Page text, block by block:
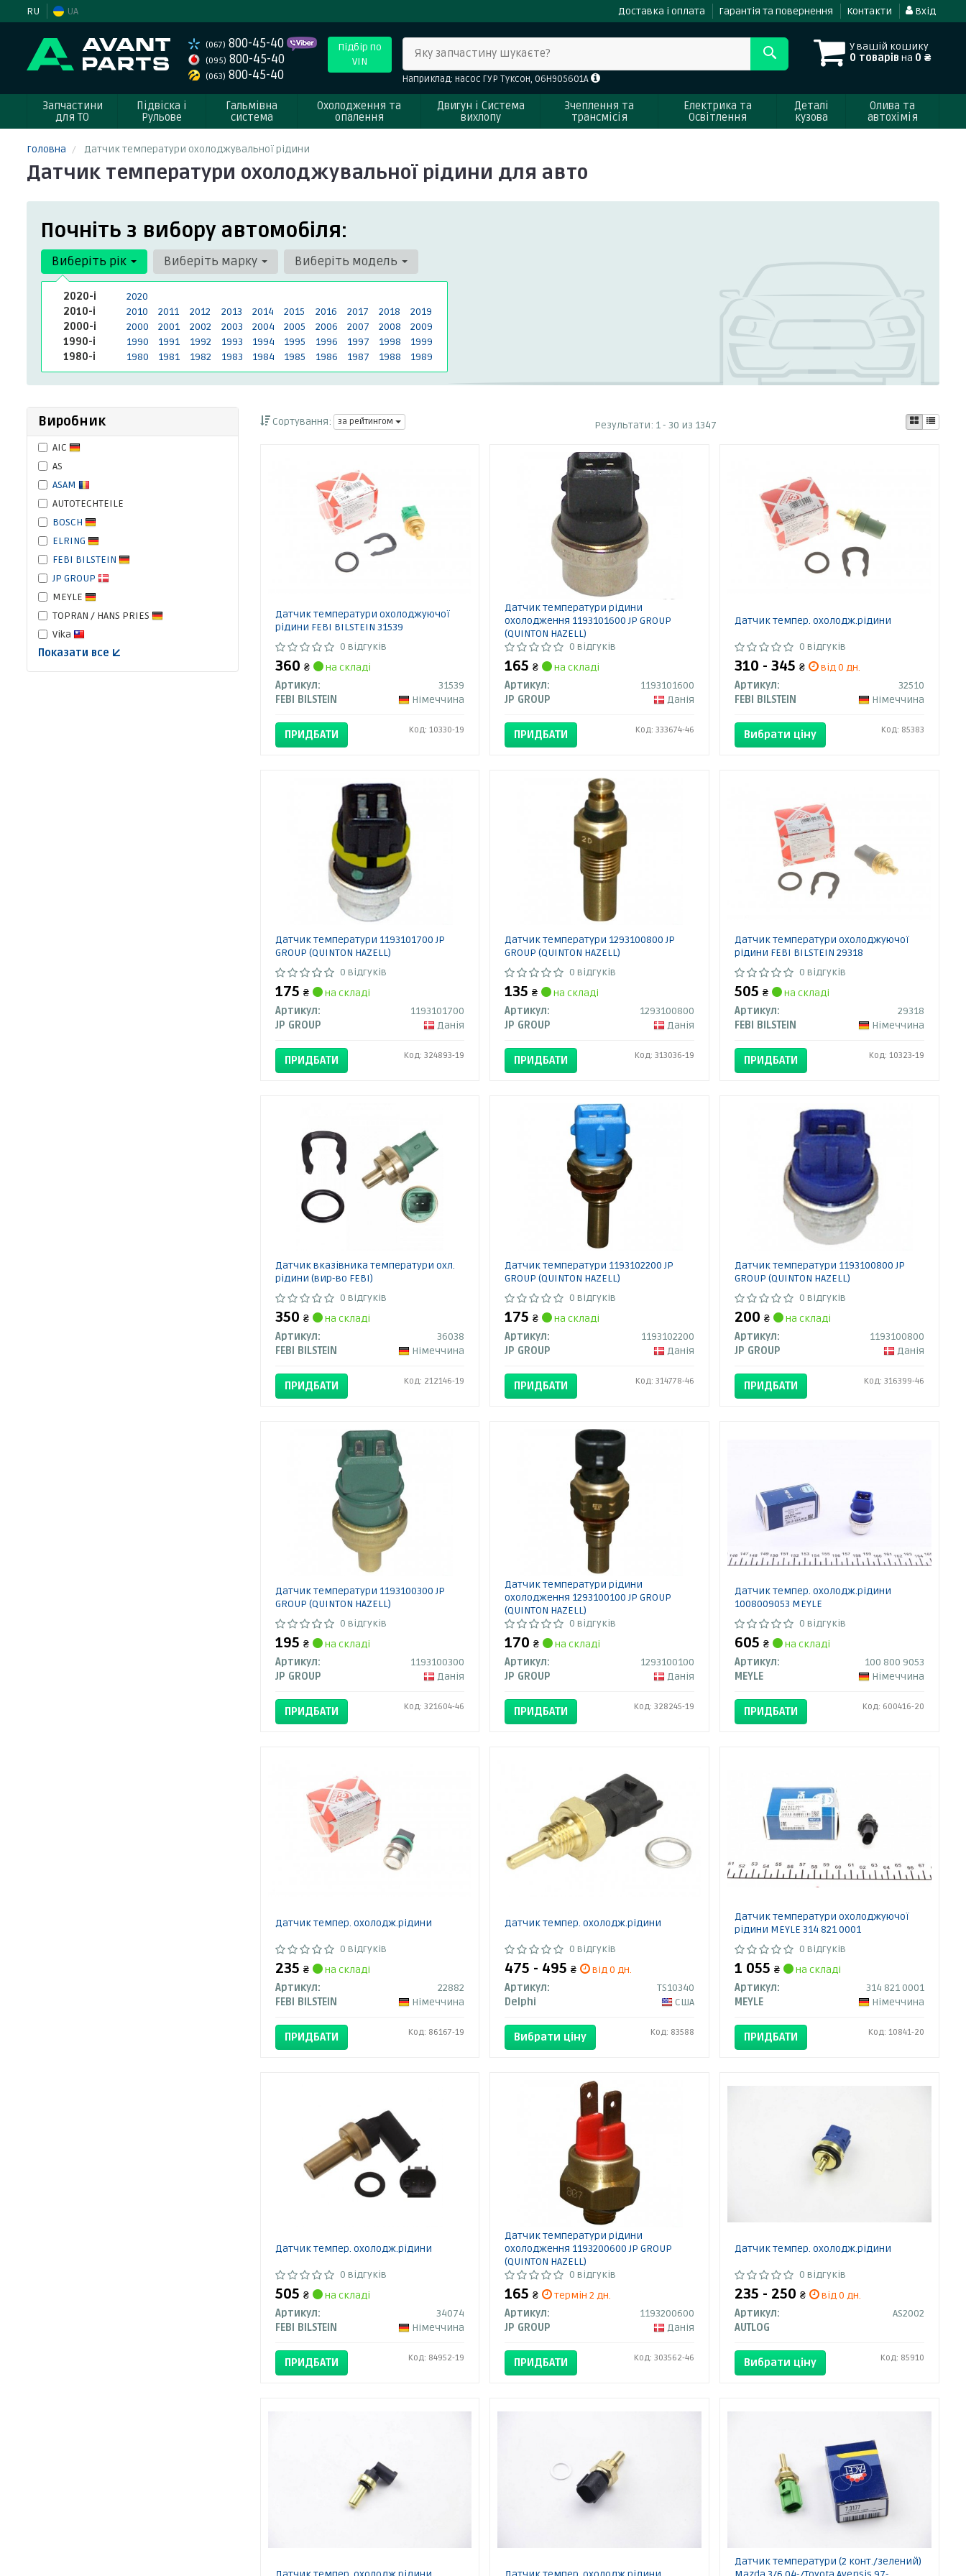
RU UA Доставка і оплата Гарантія та повернення Контакти Вхід
(067) 800-45-40
(095) 800-45-40
(063) 800-45-40
Підбір по
VIN
У вашій кошику
0 товарів на 0 ₴
Яку запчастину шукаєте?
Наприклад: насос ГУР Туксон, 06H905601A
Запчастини
для ТО
Підвіска і
Рульове
Гальмівна
система
Охолодження та
опалення
Двигун і Система
вихлопу
Зчеплення та
трансмісія
Електрика та
Освітлення
Деталі
кузова
Олива та
автохімія
Головна Датчик температури охолоджувальної рідини
Датчик температури охолоджувальної рідини для авто
Почніть з вибору автомобіля:
Виберіть рік
2020-і
2020
2010-і
2010 2011 2012 2013 2014 2015 2016 2017 2018
2019
2000-і
2000 2001 2002 2003 2004 2005 2006 2007 2008
2009
1990-і
1990 1991 1992 1993 1994 1995 1996 1997 1998
1999
1980-і
1980 1981 1982 1983 1984 1985 1986 1987 1988 1989
Виберіть марку Виберіть модель
Виробник
AIC
AS
ASAM
AUTOTECHTEILE
BOSCH
ELRING
FEBI BILSTEIN
JP GROUP
MEYLE
TOPRAN / HANS PRIES
Vika
Показати все ↓
Сортування: за рейтингом Результати: 1 - 30 из 1347
Датчик температури охолоджуючої
рідини FEBI BILSTEIN 31539
0 відгуків
360 ₴
на складі
Артикул:
31539
FEBI BILSTEIN
Німеччина
ПРИДБАТИ Код: 10330-19
Датчик температури рідини
охолодження 1193101600 JP GROUP
(QUINTON HAZELL)
0 відгуків
165₴
на складі
Артикул:
1193101600
JP GROUP
Данія
ПРИДБАТИ Код: 333674-46
Датчик темпер. охолодж.рідини
0 відгуків
310 - 345₴
від 0 дн.
Артикул:
32510
FEBI BILSTEIN
Німеччина
Вибрати ціну Код: 85383
Датчик температури 1193101700 JP
GROUP (QUINTON HAZELL)
0 відгуків
175 ₴
на складі
Артикул:
1193101700
JP GROUP
Данія
ПРИДБАТИ Код: 324893-19
Датчик температури 1293100800 JP
GROUP (QUINTON HAZELL)
0 відгуків
135₴
на складі
Артикул:
1293100800
JP GROUP
Данія
ПРИДБАТИ Код: 313036-19
Датчик температури охолоджуючої
рідини FEBI BILSTEIN 29318
0 відгуків
505₴
на складі
Артикул:
29318
FEBI BILSTEIN
Німеччина
ПРИДБАТИ Код: 10323-19
Датчик вказівника температури охл.
рідини (вир-во FEBI)
0 відгуків
350 ₴
на складі
Артикул:
36038
FEBI BILSTEIN
Німеччина
ПРИДБАТИ Код: 212146-19
Датчик температури 1193102200 JP
GROUP (QUINTON HAZELL)
0 відгуків
175₴
на складі
Артикул:
1193102200
JP GROUP
Данія
ПРИДБАТИ Код: 314778-46
Датчик температури 1193100800 JP
GROUP (QUINTON HAZELL)
0 відгуків
200₴
на складі
Артикул:
1193100800
JP GROUP
Данія
ПРИДБАТИ Код: 316399-46
Датчик температури 1193100300 JP
GROUP (QUINTON HAZELL)
0 відгуків
195 ₴
на складі
Артикул:
1193100300
JP GROUP
Данія
ПРИДБАТИ Код: 321604-46
Датчик температури рідини
охолодження 1293100100 JP GROUP
(QUINTON HAZELL)
0 відгуків
170₴
на складі
Артикул:
1293100100
JP GROUP
Данія
ПРИДБАТИ Код: 328245-19
Датчик темпер. охолодж.рідини
1008009053 MEYLE
0 відгуків
605₴
на складі
Артикул:
100 800 9053
MEYLE
Німеччина
ПРИДБАТИ Код: 600416-20
Датчик темпер. охолодж.рідини
0 відгуків
235 ₴
на складі
Артикул:
22882
FEBI BILSTEIN
Німеччина
ПРИДБАТИ Код: 86167-19
Датчик темпер. охолодж.рідини
0 відгуків
475 - 495₴
від 0 дн.
Артикул:
TS10340
Delphi
США
Вибрати ціну Код: 83588
Датчик температури охолоджуючої
рідини MEYLE 314 821 0001
0 відгуків
1 055₴
на складі
Артикул:
314 821 0001
MEYLE
Німеччина
ПРИДБАТИ Код: 10841-20
Датчик темпер. охолодж.рідини
0 відгуків
505 ₴
на складі
Артикул:
34074
FEBI BILSTEIN
Німеччина
ПРИДБАТИ Код: 84952-19
Датчик температури рідини
охолодження 1193200600 JP GROUP
(QUINTON HAZELL)
0 відгуків
165₴
термін 2 дн.
Артикул:
1193200600
JP GROUP
Данія
ПРИДБАТИ Код: 303562-46
Датчик темпер. охолодж.рідини
0 відгуків
235 - 250₴
від 0 дн.
Артикул:
AS2002
AUTLOG
Вибрати ціну Код: 85910
Датчик температури (2 конт./зелений)